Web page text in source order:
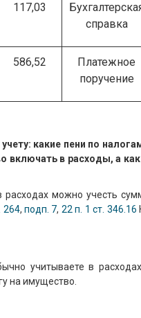
117,03
справка
586,52
Платежное
поручение
какие пени по
в расходы, а
можно учесть
264, подп. 7, 22 п. 1 ст. 346.16
учитываете в
на имущество.